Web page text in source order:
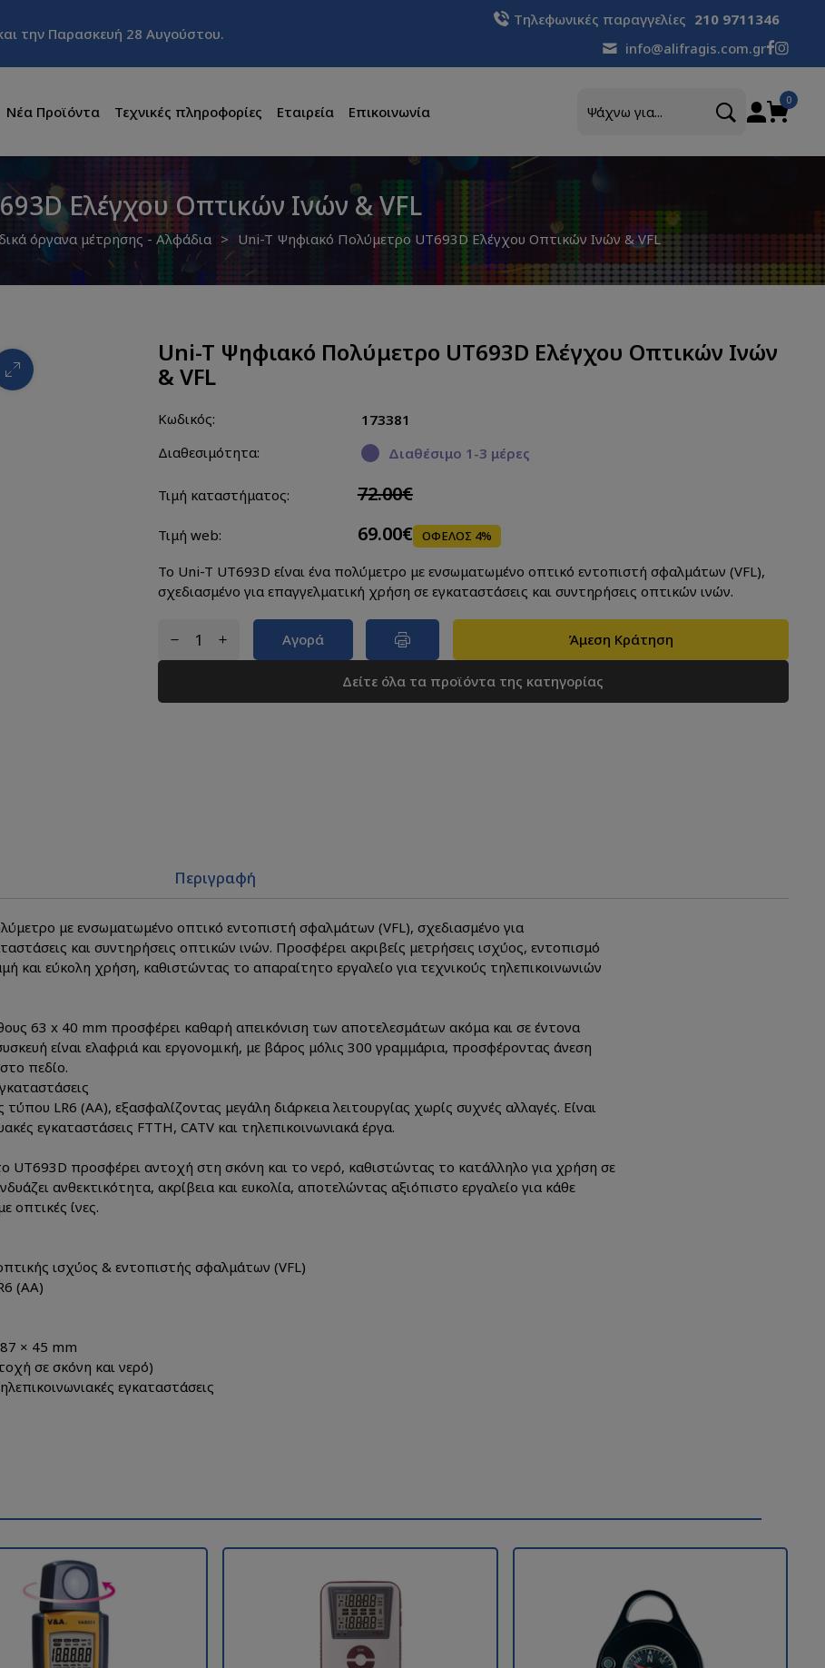
την Παρασκευή 28 Αυγούστου.
Τηλεφωνικές παραγγελίες 210 9711346
info@alifragis.com.gr
Νέα Προϊόντα Τεχνικές πληροφορίες Εταιρεία Επικοινωνία
0
Ελέγχου Οπτικών Ινών & VFL
όργανα μέτρησης - Αλφάδια Uni-T Ψηφιακό Πολύμετρο UT693D Ελέγχου Οπτικών Ινών & VFL
Uni-T Ψηφιακό Πολύμετρο UT693D Ελέγχου Οπτικών Ινών
& VFL
Κωδικός:
173381
Διαθεσιμότητα:
Διαθέσιμο 1-3 μέρες
Τιμή καταστήματος: 72.00€
Τιμή web: 69.00€ ΟΦΕΛΟΣ 4%
Το Uni-T UT693D είναι ένα πολύμετρο με ενσωματωμένο οπτικό εντοπιστή σφαλμάτων (VFL),
σχεδιασμένο για επαγγελματική χρήση σε εγκαταστάσεις και συντηρήσεις οπτικών ινών.
Αγορά Άμεση Κράτηση
Δείτε όλα τα προϊόντα της κατηγορίας
Περιγραφή
με ενσωματωμένο οπτικό εντοπιστή σφαλμάτων (VFL), σχεδιασμένο για
και συντηρήσεις οπτικών ινών. Προσφέρει ακριβείς μετρήσεις ισχύος, εντοπισμό
και εύκολη χρήση, καθιστώντας το απαραίτητο εργαλείο για τεχνικούς τηλεπικοινωνιών
63 x 40 mm προσφέρει καθαρή απεικόνιση των αποτελεσμάτων ακόμα και σε έντονα
είναι ελαφριά και εργονομική, με βάρος μόλις 300 γραμμάρια, προσφέροντας άνεση
πεδίο.
τύπου LR6 (AA), εξασφαλίζοντας μεγάλη διάρκεια λειτουργίας χωρίς συχνές αλλαγές. Είναι
εγκαταστάσεις FTTH, CATV και τηλεπικοινωνιακά έργα.
UT693D προσφέρει αντοχή στη σκόνη και το νερό, καθιστώντας το κατάλληλο για χρήση σε
ανθεκτικότητα, ακρίβεια και ευκολία, αποτελώντας αξιόπιστο εργαλείο για κάθε
οπτικές ίνες.
ισχύος & εντοπιστής σφαλμάτων (VFL)
(AA)
× 45 mm
σε σκόνη και νερό)
εγκαταστάσεις